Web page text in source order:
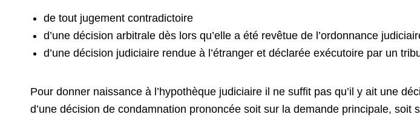
de tout jugement contradictoire
d’une décision arbitrale dès lors qu’elle a été revêtue de l’ordonnance
d’une décision judiciaire rendue à l’étranger et déclarée exécutoire par un
Pour donner naissance à l’hypothèque judiciaire il ne suffit pas qu’il y ait une
d’une décision de condamnation prononcée soit sur la demande principale,